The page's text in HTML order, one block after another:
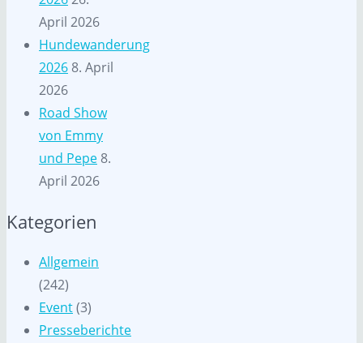
April 2026
Hundewanderung
2026 8. April
2026
Road Show
von Emmy
und Pepe 8.
April 2026
Kategorien
Allgemein
(242)
Event(3)
Presseberichte